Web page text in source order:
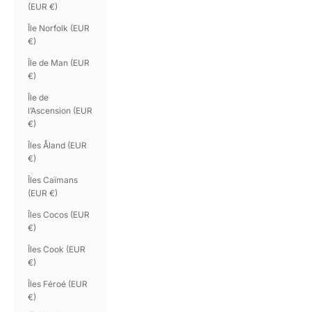
(EUR €)
Île Norfolk (EUR
€)
Île de Man (EUR
€)
Île de
l’Ascension (EUR
€)
Îles Åland (EUR
€)
Îles Caïmans
(EUR €)
Îles Cocos (EUR
€)
Îles Cook (EUR
€)
Îles Féroé (EUR
€)